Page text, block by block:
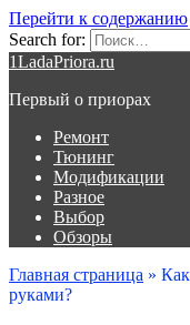
Перейти к содержанию
Search for:
1LadaPriora.ru
Первый о приорах
Ремонт
Тюнинг
Модификации
Разное
Выбор
Обзоры
Главная страница »
руками?